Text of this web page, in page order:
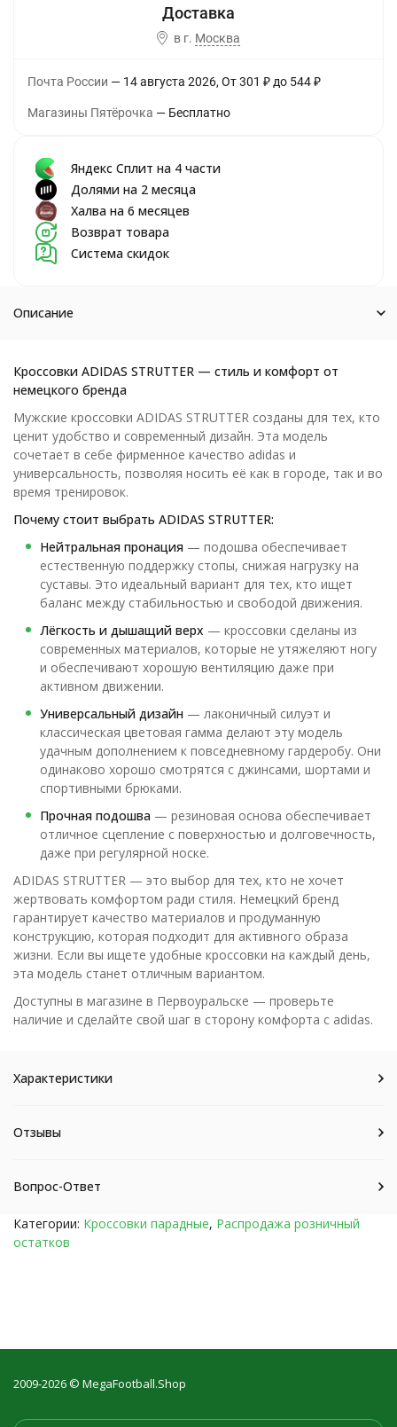
в г. Москва
Почта России 14 августа 2026 От 301 ₽до 544₽
Магазины Пятёрочка Бесплатно
Яндекс Сплит на 4 части
Долями на 2 месяца
Халва на 6 месяцев
Возврат товара
Система скидок
Описание
Кроссовки ADIDAS STRUTTER — стиль и комфорт от
немецкого бренда
Мужские кроссовки ADIDAS STRUTTER созданы для тех, кто
ценит удобство и современный дизайн. Эта модель
сочетает в себе фирменное качество adidas и
универсальность, позволяя носить её как в городе, так и во
время тренировок.
Почему стоит выбрать ADIDAS STRUTTER:
Нейтральная пронация — подошва обеспечивает
естественную поддержку стопы, снижая нагрузку на
суставы. Это идеальный вариант для тех, кто ищет
баланс между стабильностью и свободой движения.
Лёгкость и дышащий верх — кроссовки сделаны из
современных материалов, которые не утяжеляют ногу
и обеспечивают хорошую вентиляцию даже при
активном движении.
Универсальный дизайн — лаконичный силуэт и
классическая цветовая гамма делают эту модель
удачным дополнением к повседневному гардеробу. Они
одинаково хорошо смотрятся с джинсами, шортами и
спортивными брюками.
Прочная подошва — резиновая основа обеспечивает
отличное сцепление с поверхностью и долговечность,
даже при регулярной носке.
ADIDAS STRUTTER — это выбор для тех, кто не хочет
жертвовать комфортом ради стиля. Немецкий бренд
гарантирует качество материалов и продуманную
конструкцию, которая подходит для активного образа
жизни. Если вы ищете удобные кроссовки на каждый день,
эта модель станет отличным вариантом.
Доступны в магазине в Первоуральске — проверьте
наличие и сделайте свой шаг в сторону комфорта с adidas.
Характеристики
Отзывы
Вопрос-Ответ
Категории: Кроссовки парадные, Распродажа розничный
остатков
2009-2026 © MegaFootball.Shop